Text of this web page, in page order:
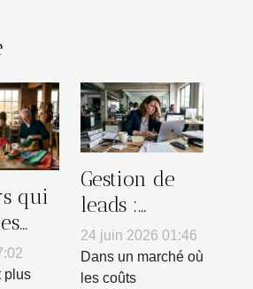
qui
plus
Gestion de
leads :
pourquoi
votre logiciel
n’y suffit pas
24 juin 2026 01:46
Dans un marché où
les coûts